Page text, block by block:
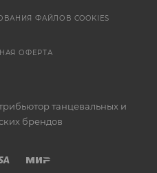
ФАЙЛОВ COOKIES
ОФЕРТА
танцевальных и
брендов